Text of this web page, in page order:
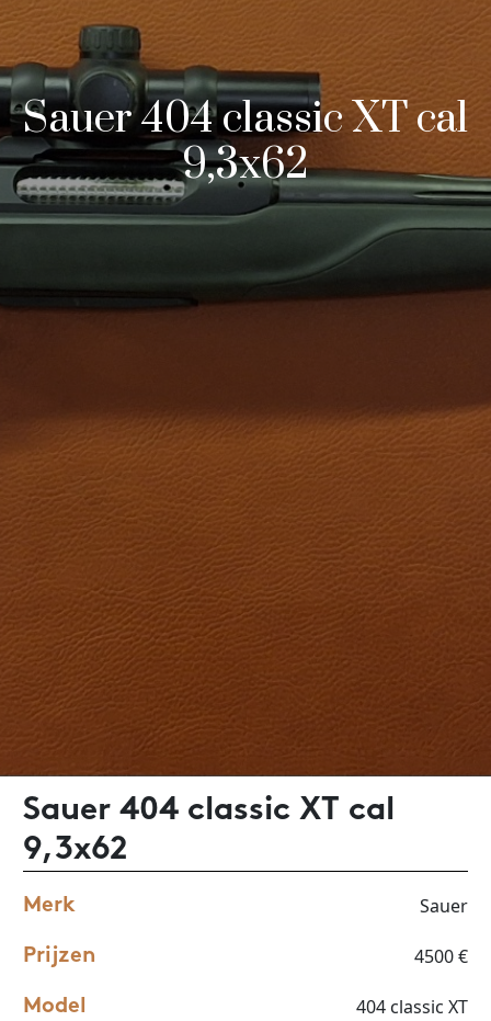
Sauer 404 classic XT cal
9,3x62
Sauer 404 classic XT cal
9,3x62
Merk Sauer
Prijzen 4500 €
Model 404 classic XT